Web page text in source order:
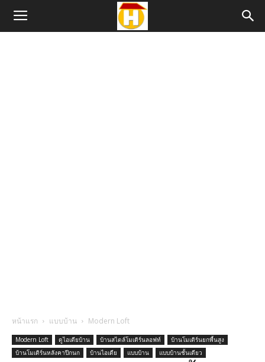
หน้าแรก แบบบ้าน Modern Loft
Modern Loft ดูไอเดียบ้าน บ้านสไตล์โมเดิร์นลอฟท์
บ้านโมเดิร์นยกพื้นสูง
บ้านโมเดิร์นหลังคาปีกนก
บ้านไอเดีย แบบบ้าน แบบบ้านชั้นเดียว